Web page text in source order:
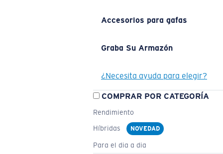
Accesorios para gafas
Graba Su Armazón
¿Necesita ayuda para elegir?
COMPRAR POR CATEGORÍA
Rendimiento
Híbridas
NOVEDAD
Para el dia a dia